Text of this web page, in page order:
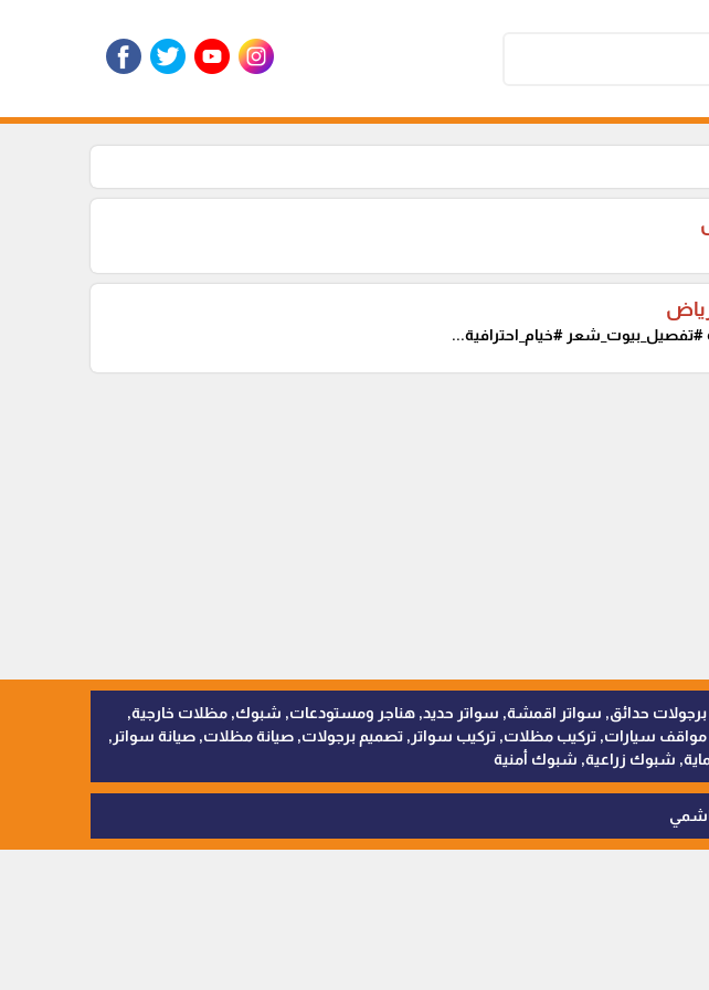
#تفصيل_بيوت_شعر #خيام_احترافية...
مواقف, مظلات جلسات, برجولات حدائق, سواتر اقمشة, سواتر حديد, هناجر ومستودعات, شبوك, مظلات خارجية,
سيارات, تركيب مظلات, تركيب سواتر, تصميم برجولات, صيانة مظلات, صيانة سواتر,
شبوك زراعية, شبوك أمنية